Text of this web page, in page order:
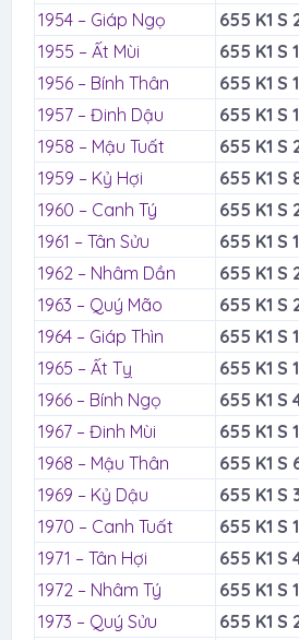
1954 – Giáp Ngọ
655 K1 S
1955 – Ất Mùi
655 K1 S
1956 – Bính Thân
655 K1 S
1957 – Đinh Dậu
655 K1 S
1958 – Mậu Tuất
655 K1 S
1959 – Kỷ Hợi
655 K1 S
1960 – Canh Tý
655 K1 S
1961 – Tân Sửu
655 K1 S
1962 – Nhâm Dần
655 K1 S
1963 – Quý Mão
655 K1 S
1964 – Giáp Thìn
655 K1 S
1965 – Ất Tỵ
655 K1 S
1966 – Bính Ngọ
655 K1 S
1967 – Đinh Mùi
655 K1 S
1968 – Mậu Thân
655 K1 S
1969 – Kỷ Dậu
655 K1 S
1970 – Canh Tuất
655 K1 S
1971 – Tân Hợi
655 K1 S
1972 – Nhâm Tý
655 K1 S
1973 – Quý Sửu
655 K1 S